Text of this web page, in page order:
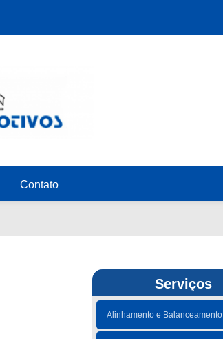
Contato
Serviços
Alinhamento e Balanceamento